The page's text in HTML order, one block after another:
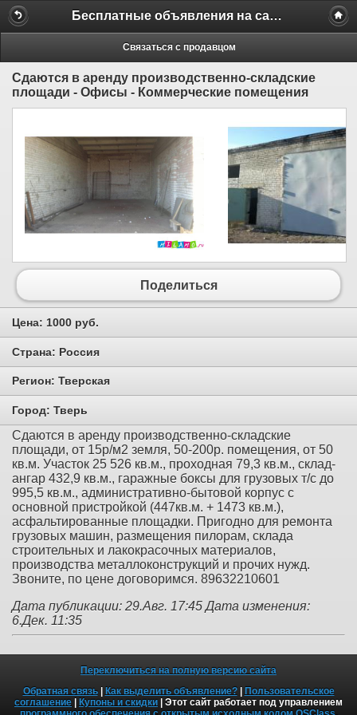
Бесплатные объявления на сайте MILAMO.ru
Связаться с продавцом
Сдаются в аренду производственно-складские
площади - Офисы - Коммерческие помещения
Поделиться
Цена: 1000 руб.
Страна: Россия
Регион: Тверская
Город: Тверь
Сдаются в аренду производственно-складские
площади, от 15р/м2 земля, 50-200р. помещения, от 50
кв.м. Участок 25 526 кв.м., проходная 79,3 кв.м., склад-
ангар 432,9 кв.м., гаражные боксы для грузовых т/с до
995,5 кв.м., административно-бытовой корпус с
основной пристройкой (447кв.м. + 1473 кв.м.),
асфальтированные площадки. Пригодно для ремонта
грузовых машин, размещения пилорам, склада
строительных и лакокрасочных материалов,
производства металлоконструкций и прочих нужд.
Звоните, по цене договоримся. 89632210601
Дата публикации: 29.Авг. 17:45 Дата изменения:
6.Дек. 11:35
Переключиться на полную версию сайта
Обратная связь| Как выделить объявление?| Пользовательское
соглашение | Купоны и скидки | Этот сайт работает под управлением